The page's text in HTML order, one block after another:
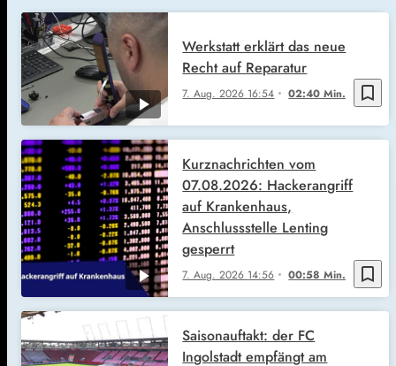
bookmark_border
7. Aug. 2026 16:54 02:40 Min.
Werkstatt erklärt das neue
Recht auf Reparatur
bookmark_border
7. Aug. 2026 14:56 00:58 Min.
Kurznachrichten vom
07.08.2026: Hackerangriff
auf Krankenhaus,
Anschlussstelle Lenting
gesperrt
Saisonauftakt: der FC
Ingolstadt empfängt am